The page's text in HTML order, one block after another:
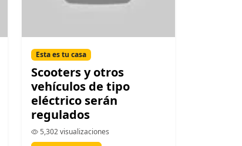
Esta es tu casa
Scooters y otros
vehículos de tipo
eléctrico serán
regulados
5,302 visualizaciones